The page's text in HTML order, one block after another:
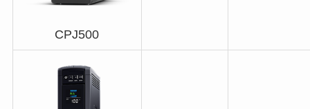
CPJ500